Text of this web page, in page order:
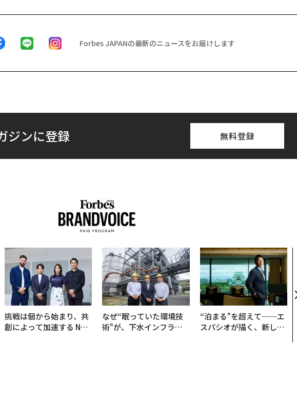
Forbes JAPANの最新のニュースをお届けします
ジンに登録 無料登録
挑戦は個から始まり、共
創によって加速する NOR
なぜ“眠っていた環境技
術”が、下水インフラを
“泊まる”を超えて──エ
スパシオが描く、新しい